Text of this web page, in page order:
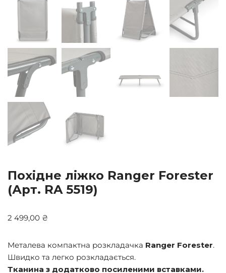
Похідне ліжко Ranger Forester
(Арт. RA 5519)
2 499,00 ₴
Металева компактна розкладачка Ranger Forester.
Швидко та легко розкладається.
Тканина з додатково посиленими вставками.